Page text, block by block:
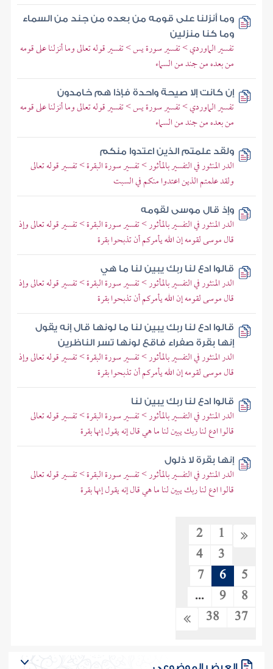
وما أنزلنا على قومه من بعده من جند من السماء
وما كنا منزلين
تفسير الماوردي > تفسير سورة يس > تفسير قوله تعالى وما أنزلنا على قومه
من بعده من جند من السماء
إن كانت إلا صيحة واحدة فإذا هم خامدون
تفسير الماوردي > تفسير سورة يس > تفسير قوله تعالى وما أنزلنا على قومه
من بعده من جند من السماء
ولقد علمتم الذين اعتدوا منكم
الدر المنثور في التفسير بالمأثور > تفسير سورة البقرة > تفسير قوله تعالى
ولقد علمتم الذين اعتدوا منكم في السبت
وإذ قال موسى لقومه
الدر المنثور في التفسير بالمأثور > تفسير سورة البقرة > تفسير قوله تعالى وإذ
قال موسى لقومه إن الله يأمركم أن تذبحوا بقرة
قالوا ادع لنا ربك يبين لنا ما هي
الدر المنثور في التفسير بالمأثور > تفسير سورة البقرة > تفسير قوله تعالى وإذ
قال موسى لقومه إن الله يأمركم أن تذبحوا بقرة
قالوا ادع لنا ربك يبين لنا ما لونها قال إنه يقول
إنها بقرة صفراء فاقع لونها تسر الناظرين
الدر المنثور في التفسير بالمأثور > تفسير سورة البقرة > تفسير قوله تعالى وإذ
قال موسى لقومه إن الله يأمركم أن تذبحوا بقرة
قالوا ادع لنا ربك يبين لنا
الدر المنثور في التفسير بالمأثور > تفسير سورة البقرة > تفسير قوله تعالى
قالوا ادع لنا ربك يبين لنا ما هي قال إنه يقول إنها بقرة
إنها بقرة لا ذلول
الدر المنثور في التفسير بالمأثور > تفسير سورة البقرة > تفسير قوله تعالى
قالوا ادع لنا ربك يبين لنا ما هي قال إنه يقول إنها بقرة
1
2
3
4
5
6
7
8
9
...
37
38